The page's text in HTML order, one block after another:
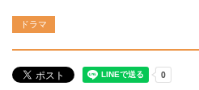
ドラマ